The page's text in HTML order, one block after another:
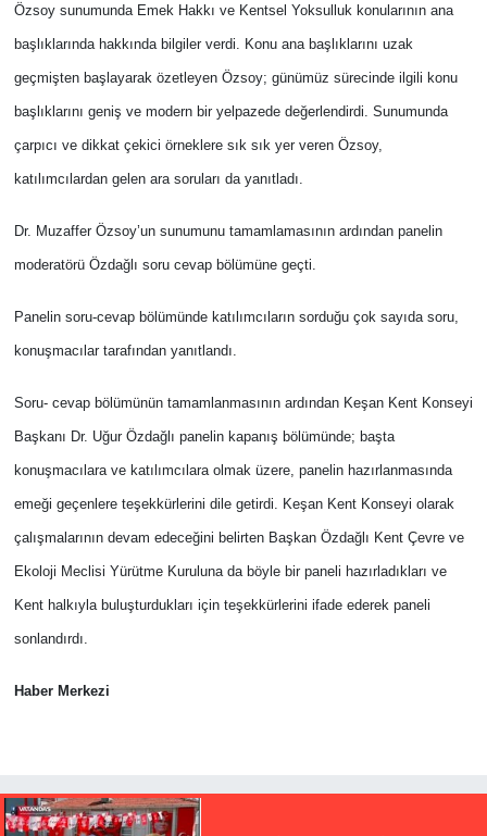
Özsoy sunumunda Emek Hakkı ve Kentsel Yoksulluk konularının ana
başlıklarında hakkında bilgiler verdi. Konu ana başlıklarını uzak
geçmişten başlayarak özetleyen Özsoy; günümüz sürecinde ilgili konu
başlıklarını geniş ve modern bir yelpazede değerlendirdi. Sunumunda
çarpıcı ve dikkat çekici örneklere sık sık yer veren Özsoy,
katılımcılardan gelen ara soruları da yanıtladı.
Dr. Muzaffer Özsoy’un sunumunu tamamlamasının ardından panelin
moderatörü Özdağlı soru cevap bölümüne geçti.
Panelin soru-cevap bölümünde katılımcıların sorduğu çok sayıda soru,
konuşmacılar tarafından yanıtlandı.
Soru- cevap bölümünün tamamlanmasının ardından Keşan Kent Konseyi
Başkanı Dr. Uğur Özdağlı panelin kapanış bölümünde; başta
konuşmacılara ve katılımcılara olmak üzere, panelin hazırlanmasında
emeği geçenlere teşekkürlerini dile getirdi. Keşan Kent Konseyi olarak
çalışmalarının devam edeceğini belirten Başkan Özdağlı Kent Çevre ve
Ekoloji Meclisi Yürütme Kuruluna da böyle bir paneli hazırladıkları ve
Kent halkıyla buluşturdukları için teşekkürlerini ifade ederek paneli
sonlandırdı.
Haber Merkezi